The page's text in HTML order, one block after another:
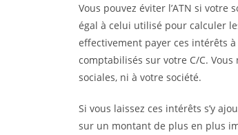
Vous pouvez éviter l’ATN si
égal à celui utilisé pour calculer
effectivement payer ces intérêts
comptabilisés sur votre C/C. Vous
sociales, ni à votre société.
Si vous laissez ces intérêts s’y
sur un montant de plus en plus